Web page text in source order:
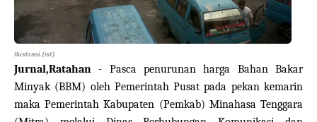
Ilustrasi.(ist)
Jurnal,Ratahan - Pasca penurunan harga Bahan Bakar
Minyak (BBM) oleh Pemerintah Pusat pada pekan kemarin
maka Pemerintah Kabupaten (Pemkab) Minahasa Tenggara